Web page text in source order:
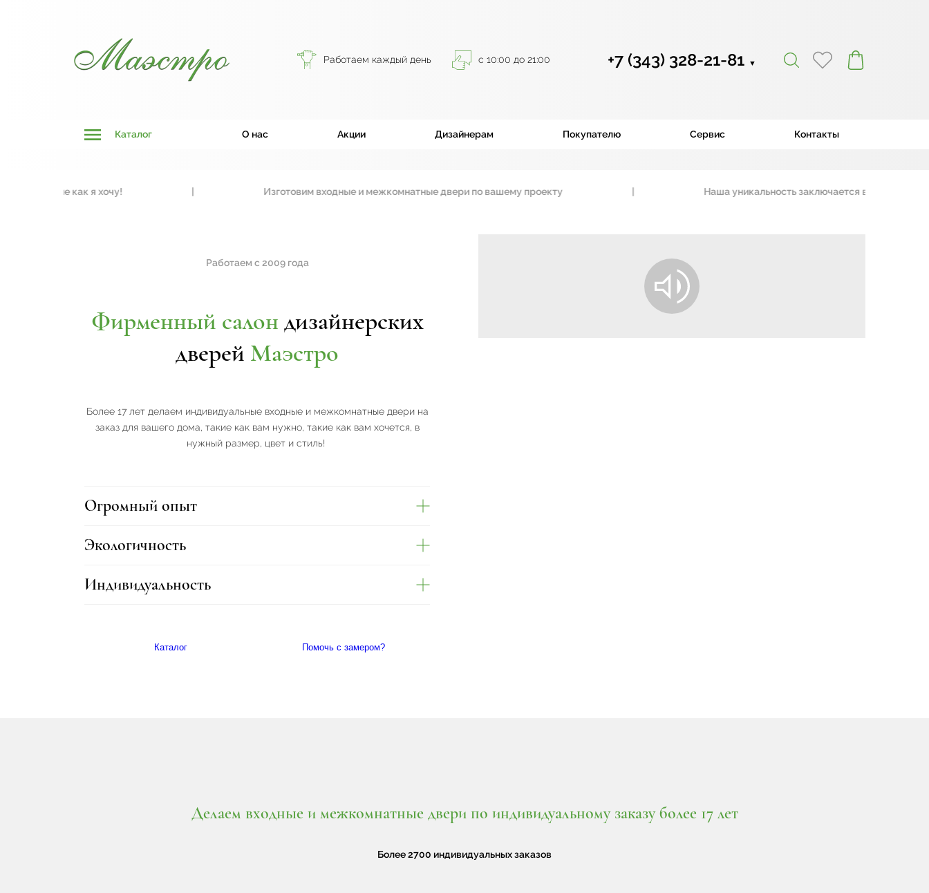
Работаем каждый день с 10:00 до 21:00 +7 (343) 328-21-81 ▼
Каталог О нас Акции Дизайнерам Покупателю Сервис Контакты
Изготовим входные и межкомнатные двери по вашему проекту Наша уникальность заключается в том, что мы работаем
Работаем с 2009 года
Фирменный салон дизайнерских
дверей Маэстро
Более 17 лет делаем индивидуальные входные и межкомнатные двери на
заказ для вашего дома, такие как вам нужно, такие как вам хочется, в
нужный размер, цвет и стиль!
Огромный опыт
Экологичность
Индивидуальность
Каталог Помочь с замером?
Делаем входные и межкомнатные двери по индивидуальному заказу более 17 лет
Более 2700 индивидуальных заказов